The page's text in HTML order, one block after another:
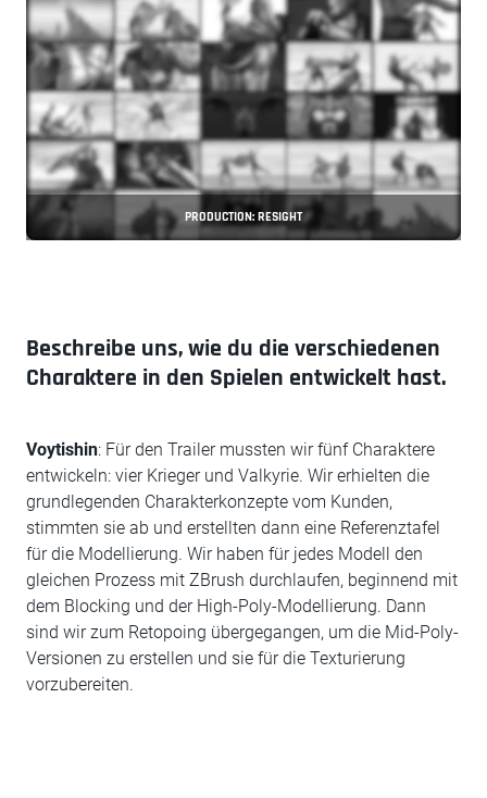
PRODUCTION: RESIGHT
Beschreibe uns, wie du die verschiedenen
Charaktere in den Spielen entwickelt hast.
Voytishin: Für den Trailer mussten wir fünf Charaktere
entwickeln: vier Krieger und Valkyrie. Wir erhielten die
grundlegenden Charakterkonzepte vom Kunden,
stimmten sie ab und erstellten dann eine Referenztafel
für die Modellierung. Wir haben für jedes Modell den
gleichen Prozess mit ZBrush durchlaufen, beginnend mit
dem Blocking und der High-Poly-Modellierung. Dann
sind wir zum Retopoing übergegangen, um die Mid-Poly-
Versionen zu erstellen und sie für die Texturierung
vorzubereiten.